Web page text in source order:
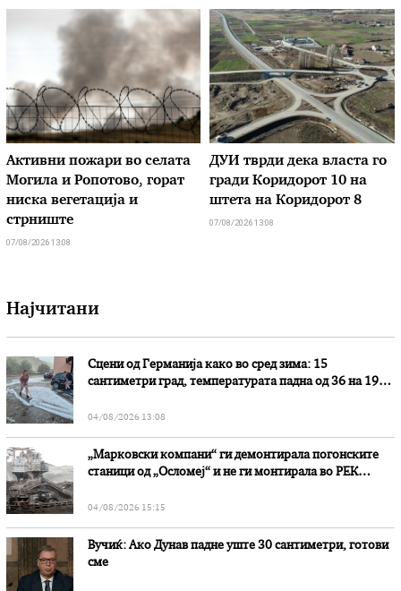
Активни пожари во селата
Могила и Ропотово, горат
ниска вегетација и
стрниште
07/08/2026 13:08
ДУИ тврди дека власта го
гради Коридорот 10 на
штета на Коридорот 8
07/08/2026 13:08
Најчитани
Сцени од Германија како во сред зима: 15
сантиметри град, температурата падна од 36 на 19
04/08/2026 13:08
„Марковски компани“ ги демонтирала погонските
станици од „Осломеј“ и не ги монтирала во РЕК
04/08/2026 15:15
Вучиќ: Ако Дунав падне уште 30 сантиметри, готови
сме